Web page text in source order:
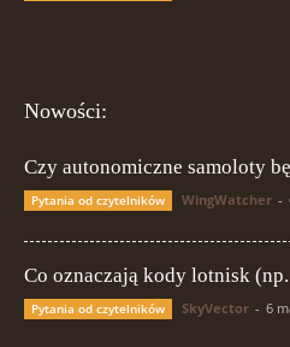
Nowości:
Czy autonomiczne samoloty
Pytania od czytelników WingWatcher -
Co oznaczają kody lotnisk (np.
Pytania od czytelników SkyVector - 6